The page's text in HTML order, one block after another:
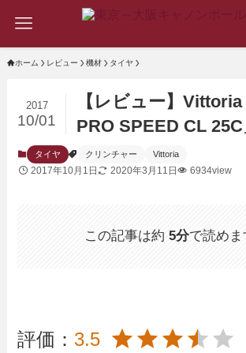
ホーム レビュー 機材 タイヤ
【レビュー】
PRO SPEED CL 25C
2017
10/01
タイヤ クリンチャー Vittoria
2017年10月1日 2020年3月11日 6934view
この記事は約 5分で読めま
評価： 3.5